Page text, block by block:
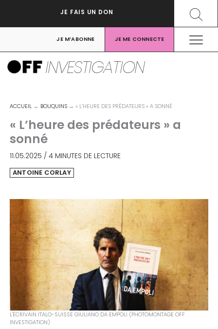
JE FAIS UN DON
JE M’ABONNE JE ME CONNECTE
INVESTIGATION
ACCUEIL BOUQUINS « L’HEURE DES PRÉDATEURS » A SONNÉ
« L’heure des prédateurs » a
sonné
11.05.2025 / 4 MINUTES DE LECTURE
ANTOINE CORLAY
L'ÉCRIVAIN ITALO-SUISSE GIULIANO DA EMPOLI (PHOTOMONTAGE OFF
INVESTIGATION)